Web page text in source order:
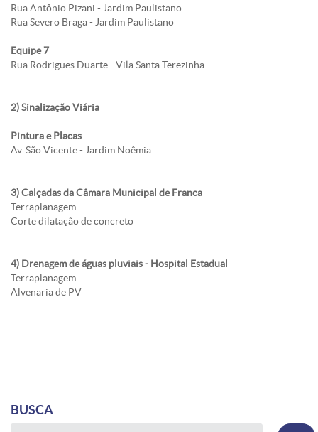
Rua Antônio Pizani - Jardim Paulistano
Rua Severo Braga - Jardim Paulistano
Equipe 7
Rua Rodrigues Duarte - Vila Santa Terezinha
2) Sinalização Viária
Pintura e Placas
Av. São Vicente - Jardim Noêmia
3) Calçadas da Câmara Municipal de Franca
Terraplanagem
Corte dilatação de concreto
4) Drenagem de águas pluviais - Hospital Estadual
Terraplanagem
Alvenaria de PV
BUSCA